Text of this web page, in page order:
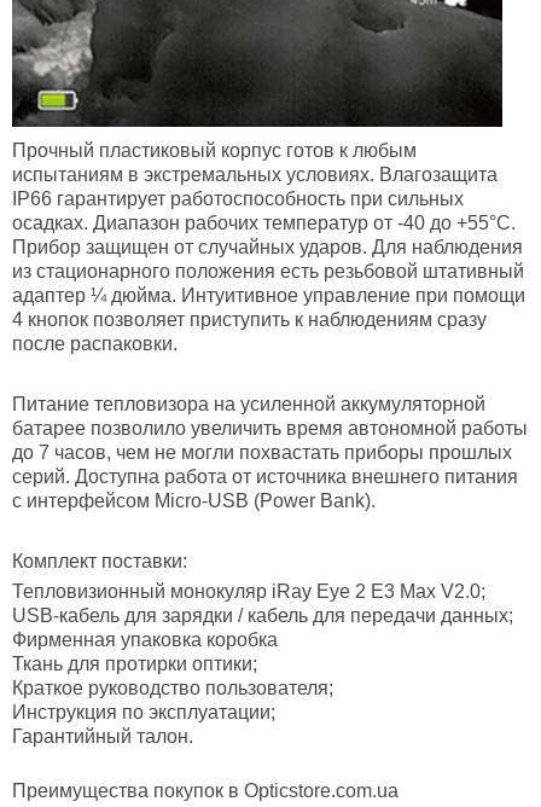
Прочный пластиковый корпус готов к любым
испытаниям в экстремальных условиях. Влагозащита
IP66 гарантирует работоспособность при сильных
осадках. Диапазон рабочих температур от -40 до +55°С.
Прибор защищен от случайных ударов. Для наблюдения
из стационарного положения есть резьбовой штативный
адаптер ¼ дюйма. Интуитивное управление при помощи
4 кнопок позволяет приступить к наблюдениям сразу
после распаковки.
Питание тепловизора на усиленной аккумуляторной
батарее позволило увеличить время автономной работы
до 7 часов, чем не могли похвастать приборы прошлых
серий. Доступна работа от источника внешнего питания
с интерфейсом Micro-USB (Power Bank).
Комплект поставки:
Тепловизионный монокуляр iRay Eye 2 E3 Max V2.0;
USB-кабель для зарядки / кабель для передачи данных;
Фирменная упаковка коробка
Ткань для протирки оптики;
Краткое руководство пользователя;
Инструкция по эксплуатации;
Гарантийный талон.
Преимущества покупок в Opticstore.com.ua